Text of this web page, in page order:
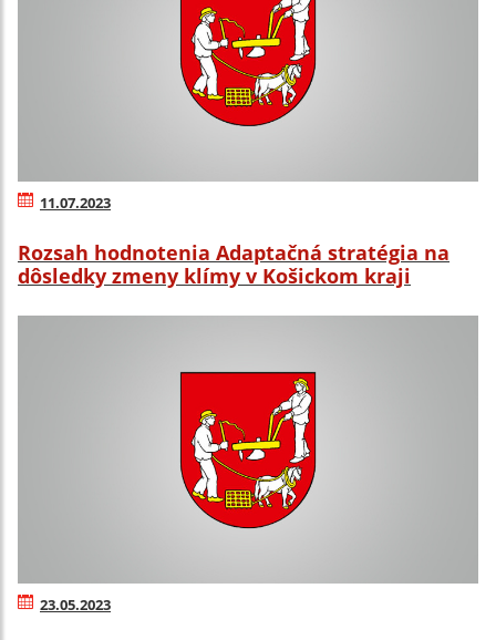
11.07.2023
Rozsah hodnotenia Adaptačná stratégia na
dôsledky zmeny klímy v Košickom kraji
23.05.2023